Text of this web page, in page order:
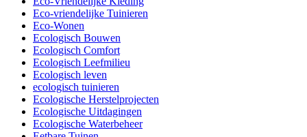
Eco-vriendelijke Tuinieren
Eco-Wonen
Ecologisch Bouwen
Ecologisch Comfort
Ecologisch Leefmilieu
Ecologisch leven
ecologisch tuinieren
Ecologische Herstelprojecten
Ecologische Uitdagingen
Ecologische Waterbeheer